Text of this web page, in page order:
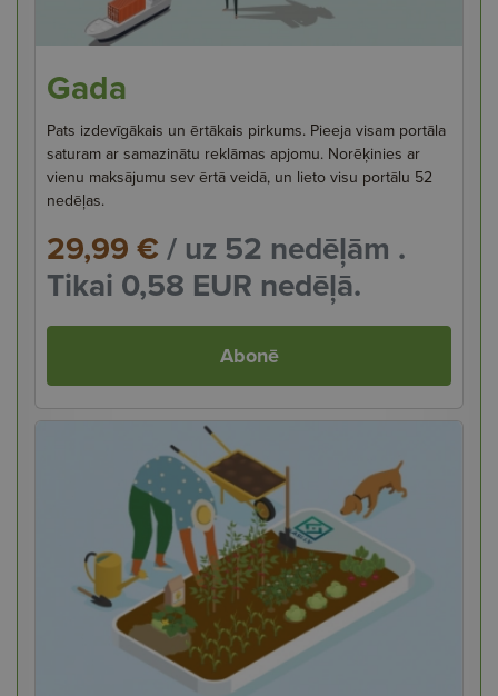
Gada
Pats izdevīgākais un ērtākais pirkums. Pieeja visam portāla
saturam ar samazinātu reklāmas apjomu. Norēķinies ar
vienu maksājumu sev ērtā veidā, un lieto visu portālu 52
nedēļas.
29,99 €/ uz 52 nedēļām .
Tikai 0,58 EUR nedēļā.
Abonē